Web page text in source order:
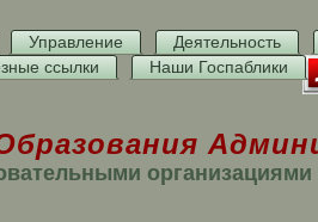
Управление
Деятельность
ссылки Наши Госпаблики
организациями